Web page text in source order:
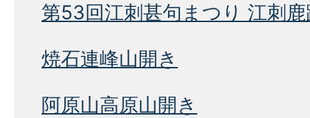
第53回江刺甚句まつり 江刺
焼石連峰山開き
阿原山高原山開き